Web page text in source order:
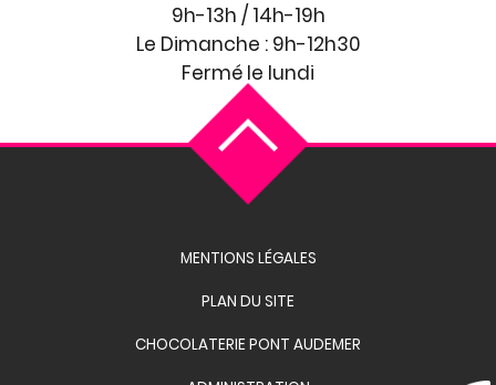
9h-13h / 14h-19h
Le Dimanche : 9h-12h30
Fermé le lundi
MENTIONS LÉGALES
PLAN DU SITE
CHOCOLATERIE PONT AUDEMER